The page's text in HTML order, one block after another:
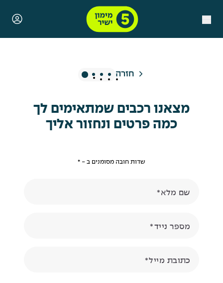
חזרה על איזה סוג רכב אנחנו מדברים?
יש לך יצרן מועדף?
כמה לדעתך יעלה הרכב?
שלב נוכחי, רכבים שמצאנו
מצאנו רכבים שמתאימים לך
כמה פרטים ונחזור אליך
שדות חובה מסומנים ב - *
שם מלא
מספר נייד
כתובת מייל